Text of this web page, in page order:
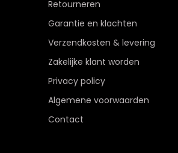
Retourneren
Garantie en klachten
Verzendkosten & levering
Zakelijke klant worden
Privacy policy
Algemene voorwaarden
Contact